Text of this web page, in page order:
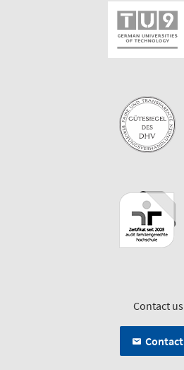
Contact us
Contact